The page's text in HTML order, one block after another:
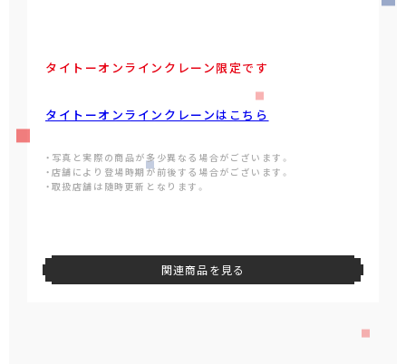
タイトーオンラインクレーン限定です
タイトーオンラインクレーンはこちら
・写真と実際の商品が多少異なる場合がございます。
・店舗により登場時期が前後する場合がございます。
・取扱店舗は随時更新となります。
関連商品を見る